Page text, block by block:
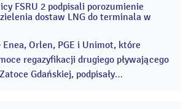
roku przyciągają coraz więcej
...
FSRU 2 podpisali porozumienie
dostaw LNG do terminala w
Orlen, PGE i Unimot, które
regazyfikacji drugiego pływającego
Gdańskiej, podpisały